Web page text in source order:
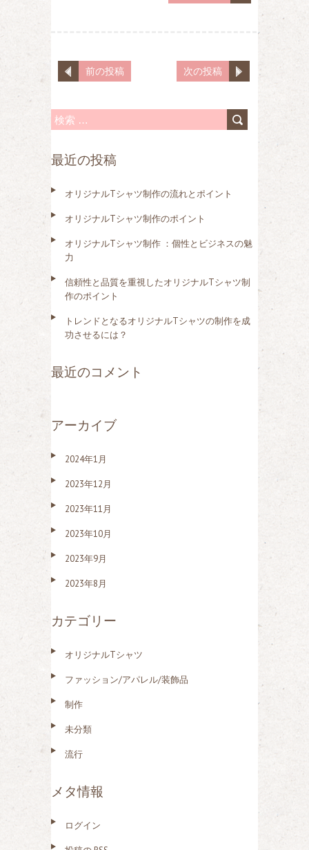
前の投稿 次の投稿
検
:最近の投稿
オリジナルTシャツ制作の流れとポイント
オリジナルTシャツ制作のポイント
オリジナルTシャツ制作 ：個性とビジネスの魅
力
信頼性と品質を重視したオリジナルTシャツ制
作のポイント
トレンドとなるオリジナルTシャツの制作を成
功させるには？
最近のコメント
アーカイブ
2024年1月
2023年12月
2023年11月
2023年10月
2023年9月
2023年8月
カテゴリー
オリジナルTシャツ
ファッション/アパレル/装飾品
制作
未分類
流行
メタ情報
ログイン